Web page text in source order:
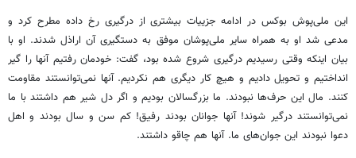
این ملی‌پوش بوکس در ادامه جزییات بیشتری از درگیری رخ داده مطرح کرد و
مدعی شد او به همراه سایر ملی‌پوشان موفق به دستگیری آن اراذل شدند. او با
بیان اینکه وقتی رسیدیم درگیری شروع شده بود، گفت: خودمان رفتیم آنها را گیر
انداختیم و تحویل دادیم‌ و هیچ کار دیگری هم نکردیم. آنها نمی‌توانستند مقاومت
کنند. مال این حرف‌ها نبودند. ما بزرگسالان بودیم و اگر دل شیر هم داشتند با ما
نمی‌توانستند درگیر شوند! آنها جوانان بودند رفیق! کم سن و سال بودند و اهل
دعوا نبودند این جوان‌های ما. آنها هم چاقو داشتند.